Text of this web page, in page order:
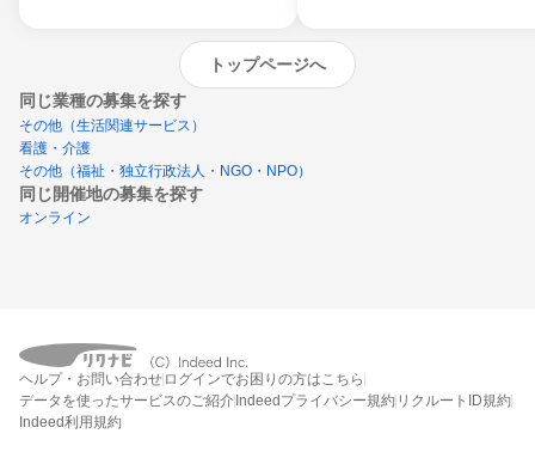
トップページへ
同じ業種の募集を探す
その他（生活関連サービス）
看護・介護
その他（福祉・独立行政法人・NGO・NPO）
同じ開催地の募集を探す
オンライン
エントリーするとプログラムの詳細案内を
受け取れるようになります
ヘルプ・お問い合わせ ログインでお困りの方はこちら
データを使ったサービスのご紹介 Indeedプライバシー規約 リクルートID規約
Indeed利用規約